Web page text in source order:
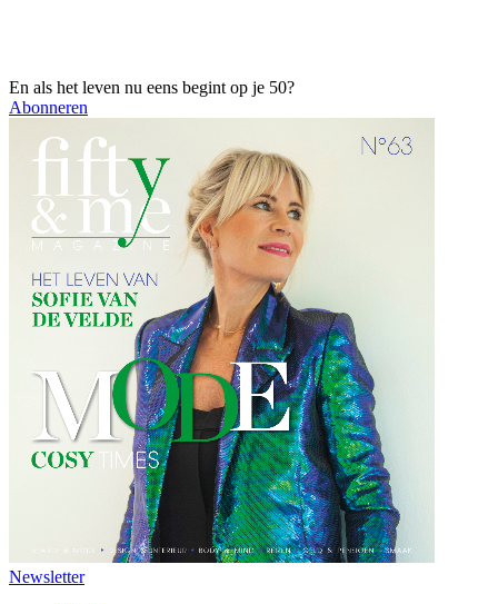
En als het leven nu eens begint op je 50?
Abonneren
Newsletter